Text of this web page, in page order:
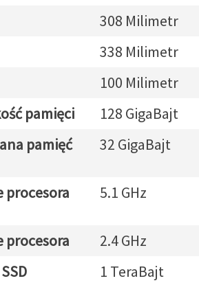
308 Milimetr
338 Milimetr
100 Milimetr
pamięci
128 GigaBajt
pamięć
32 GigaBajt
procesora
5.1 GHz
procesora
2.4 GHz
1 TeraBajt